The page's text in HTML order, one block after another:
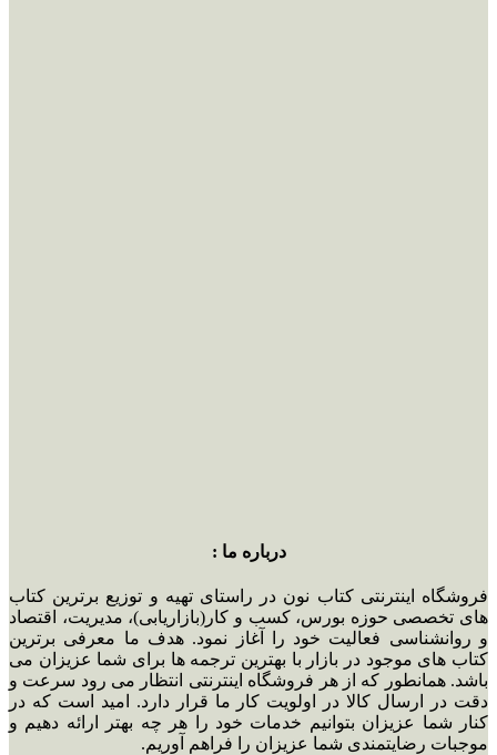
درباره ما :
فروشگاه اینترنتی کتاب نون در راستای تهیه و توزیع برترین کتاب
های تخصصی حوزه بورس، کسب و کار(بازاریابی)، مدیریت، اقتصاد
و روانشناسی فعالیت خود را آغاز نمود. هدف ما معرفی برترین
کتاب های موجود در بازار با بهترین ترجمه ها برای شما عزیزان می
باشد. همانطور که از هر فروشگاه اینترنتی انتظار می رود سرعت و
دقت در ارسال کالا در اولویت کار ما قرار دارد. امید است که در
کنار شما عزیزان بتوانیم خدمات خود را هر چه بهتر ارائه دهیم و
موجبات رضایتمندی شما عزیزان را فراهم آوریم.